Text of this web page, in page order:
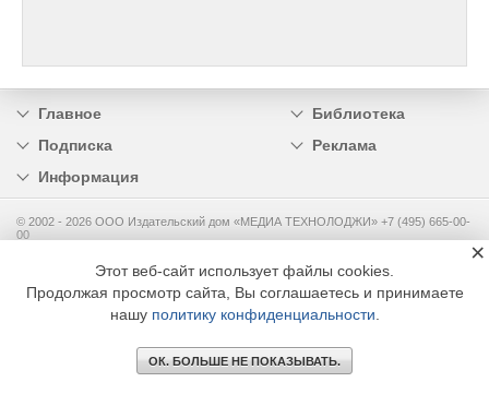
Главное
Библиотека
Подписка
Реклама
Информация
© 2002 - 2026 OOO Издательский дом «МЕДИА ТЕХНОЛОДЖИ» +7 (495) 665-00-
00
Этот веб-сайт использует файлы cookies.
Продолжая просмотр сайта, Вы соглашаетесь и принимаете
нашу политику конфиденциальности
ОК. БОЛЬШЕ НЕ ПОКАЗЫВАТЬ.
×